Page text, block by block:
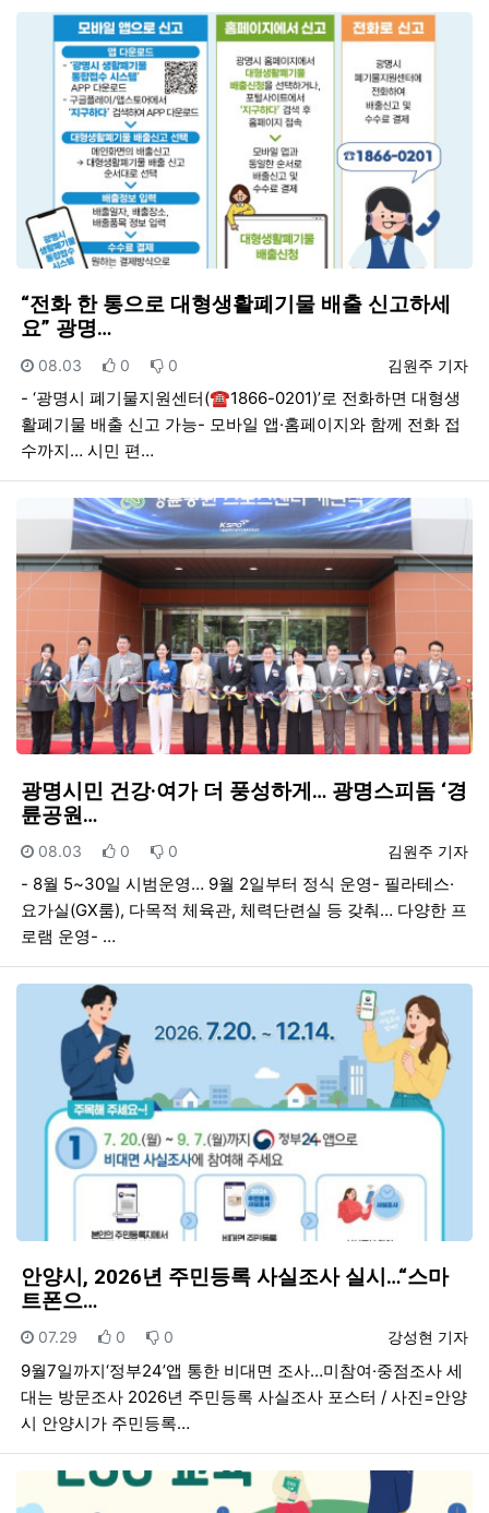
“전화 한 통으로 대형생활폐기물 배출 신고하세
요” 광명…
등록자
김원주 기자
등록일
08.03 추천
0 비추천
0
- ‘광명시 폐기물지원센터(☎1866-0201)’로 전화하면 대형생
활폐기물 배출 신고 가능- 모바일 앱·홈페이지와 함께 전화 접
수까지… 시민 편…
광명시민 건강·여가 더 풍성하게… 광명스피돔 ‘경
륜공원…
등록자
김원주 기자
등록일
08.03 추천
0 비추천
0
- 8월 5~30일 시범운영… 9월 2일부터 정식 운영- 필라테스·
요가실(GX룸), 다목적 체육관, 체력단련실 등 갖춰… 다양한 프
로램 운영- …
안양시, 2026년 주민등록 사실조사 실시…“스마
트폰으…
등록자
강성현 기자
등록일
07.29 추천
0 비추천
0
9월7일까지‘정부24’앱 통한 비대면 조사…미참여·중점조사 세
대는 방문조사 2026년 주민등록 사실조사 포스터 / 사진=안양
시 안양시가 주민등록…